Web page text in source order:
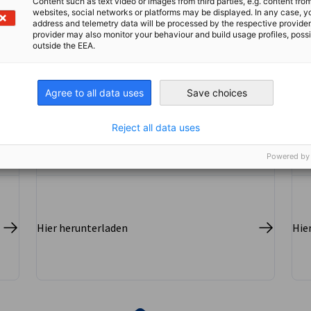
JAPANMARKT Quartal 3/2024
Einzelhandel im Umbruch
ZEITSCHRIFTEN
Hier herunterladen
websites, social networks or platforms may be displayed. In any case,
address and telemetry data will be processed by the respective
provider may also monitor your behaviour and build usage profiles,
outside the EEA.
Agree to all data uses Save choices
Reject all data uses
Powered by